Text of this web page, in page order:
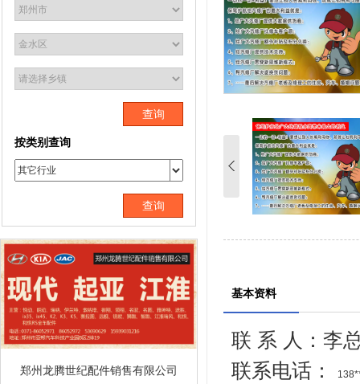
查询
按类别查询
查询
郑州龙腾世纪配件销售有限公司
基本资料
联 系 人：李
联系电话：